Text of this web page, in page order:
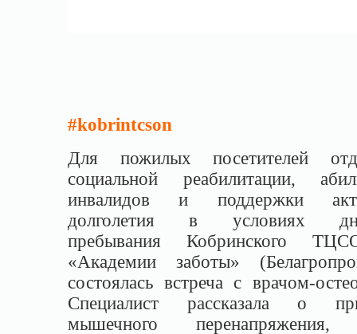
#kobrintcson
Для пожилых посетителей
социальной реабилитации,
инвалидов и поддержки
долголетия в условиях
пребывания Кобринского
«Академии заботы»
состоялась встреча с врачом-
Специалист рассказала о
мышечного перенапряжения,